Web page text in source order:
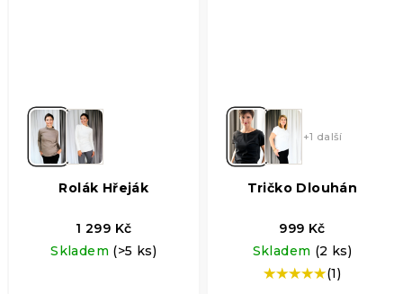
Rolák Hřeják
1 299 Kč
Skladem (>5 ks)
+1 další
Tričko Dlouhán
999 Kč
Skladem (2 ks)
Průměrné(1)